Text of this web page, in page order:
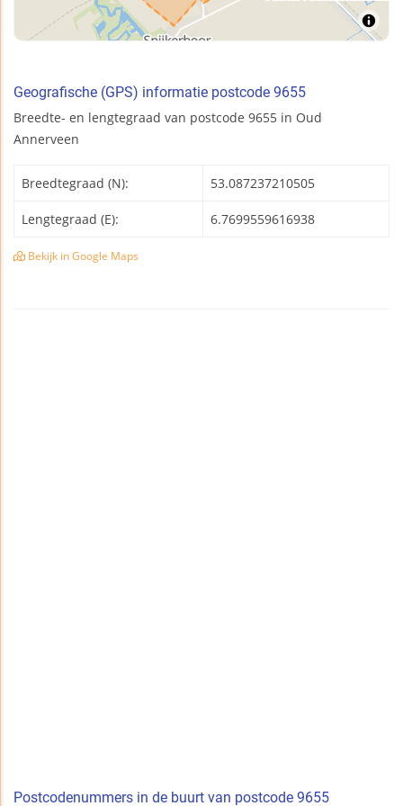
Geografische (GPS) informatie postcode 9655
Breedte- en lengtegraad van postcode 9655 in Oud
Annerveen
Breedtegraad (N): 53.087237210505
Lengtegraad (E): 6.7699559616938
Bekijk in Google Maps
Postcodenummers in de buurt van postcode 9655